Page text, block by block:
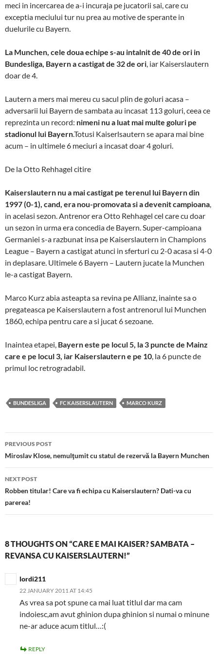
meci in incercarea de a-i incuraja pe jucatorii sai, care cu
exceptia meciului tur nu prea au motive de sperante in
duelurile cu Bayern.
La Munchen, cele doua echipe s-au intalnit de 40 de ori in
Bundesliga, Bayern a castigat de 32 de ori, iar Kaiserslautern
doar de 4.
Lautern a mers mai mereu cu sacul plin de goluri acasa –
adversarii lui Bayern de sambata au incasat 113 goluri, ceea ce
reprezinta un record: nimeni nu a luat mai multe goluri pe
stadionul lui Bayern.Totusi Kaiserlsautern se apara mai bine
acum – in ultimele 6 meciuri a incasat doar 4 goluri.
De la Otto Rehhagel citire
Kaiserslautern nu a mai castigat pe terenul lui Bayern din
1997 (0-1), cand, era nou-promovata si a devenit campioana,
in acelasi sezon. Antrenor era Otto Rehhagel cel care cu doar
un sezon in urma era concedia de Bayern. Super-campioana
Germaniei s-a razbunat insa pe Kaiserslautern in Champions
League – Bayern a castigat atunci in sferturi cu 2-0 acasa si 4-0
in deplasare. Ultimele 6 Bayern – Lautern jucate la Munchen
le-a castigat Bayern.
Marco Kurz abia asteapta sa revina pe Allianz, inainte sa o
pregateasca pe Kaiserslautern a fost antrenorul lui Munchen
1860, echipa pentru care a si jucat 6 sezoane.
Inaintea etapei, Bayern este pe locul 5, la 3 puncte de Mainz
care e pe locul 3, iar Kaiserslautern e pe 10, la 6 puncte de
primul loc retrogradabil.
BUNDESLIGA FC KAISERSLAUTERN MARCO KURZ
Post
navigation
PREVIOUS POST
Miroslav Klose, nemulţumit cu statul de rezervă la Bayern Munchen
NEXT POST
Robben titular! Care va fi echipa cu Kaiserslautern? Dati-va cu
parerea!
8 THOUGHTS ON “CARE E MAI KAISER? SAMBATA –
REVANSA CU KAISERSLAUTERN!”
lordi211
22 JANUARY 2011 AT 14:45
As vrea sa pot spune ca mai luat titlul dar ma cam
indoiesc,am avut ghinion dupa ghinion si numai o minune
ne-ar aduce acum titlul…:(
REPLY